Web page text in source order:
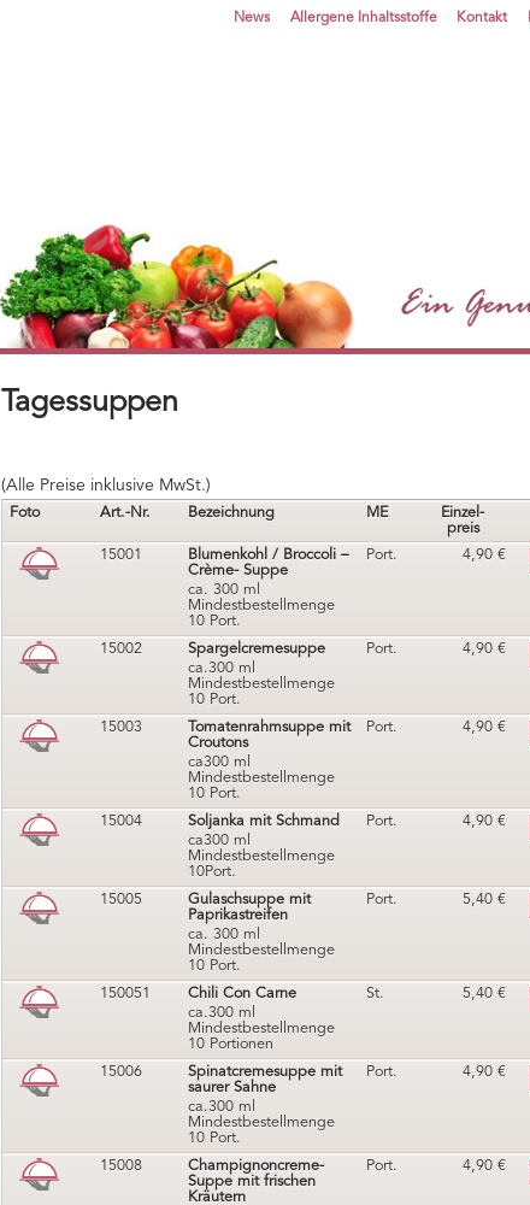
News Allergene Inhaltsstoffe Kontakt
Tagessuppen
(Alle Preise inklusive MwSt.)
Foto Art.-Nr. Bezeichnung ME
Einzel-
preis
15001
Blumenkohl / Broccoli –
Crème- Suppe
ca. 300 ml
Mindestbestellmenge
10 Port.
Port. 4,90 €
15002
Spargelcremesuppe
ca.300 ml
Mindestbestellmenge
10 Port.
Port. 4,90 €
15003
Tomatenrahmsuppe mit
Croutons
ca300 ml
Mindestbestellmenge
10 Port.
Port. 4,90 €
15004
Soljanka mit Schmand
ca300 ml
Mindestbestellmenge
10Port.
Port. 4,90 €
15005
Gulaschsuppe mit
Paprikastreifen
ca. 300 ml
Mindestbestellmenge
10 Port.
Port. 5,40 €
150051
Chili Con Carne
ca.300 ml
Mindestbestellmenge
10 Portionen
St. 5,40 €
15006
Spinatcremesuppe mit
saurer Sahne
ca.300 ml
Mindestbestellmenge
10 Port.
Port. 4,90 €
15008
Champignoncreme-
Suppe mit frischen
Kräutern
Port. 4,90 €